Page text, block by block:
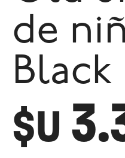
de
Black
$U